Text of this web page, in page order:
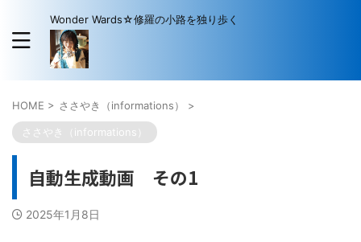
Wonder Wards☆修羅の小路を独り歩く
HOME > ささやき（informations） >
ささやき（informations）
自動生成動画 その1
2025年1月8日